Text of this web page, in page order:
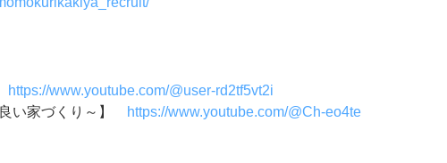
https://www.youtube.com/@user-rd2tf5vt2i
良い家づくり～】
https://www.youtube.com/@Ch-eo4te